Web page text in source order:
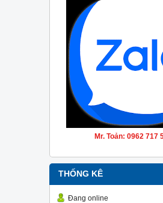
Mr. Toản: 0962 717
THỐNG KÊ
Đang online